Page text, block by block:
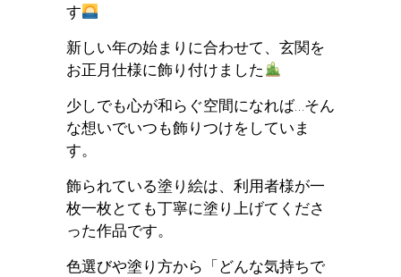
す
新しい年の始まりに合わせて、玄関を
お正月仕様に飾り付けました
少しでも心が和らぐ空間になれば…そん
な想いでいつも飾りつけをしていま
す。
飾られている塗り絵は、利用者様が一
枚一枚とても丁寧に塗り上げてくださ
った作品です。
色選びや塗り方から「どんな気持ちで